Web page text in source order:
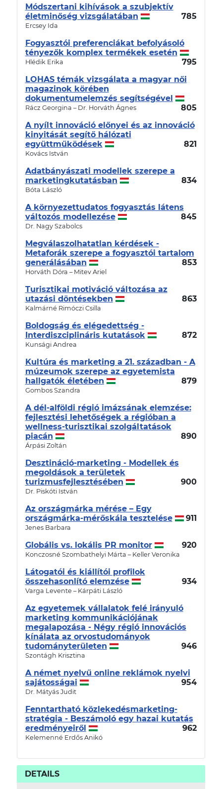
Módszertani kihívások a szubjektív
életminőség vizsgálatában
785
Ercsey Ida
Fogyasztói preferenciákat befolyásoló
tényezők komplex termékek esetén
795
Hlédik Erika
LOHAS témák vizsgálata a magyar női
magazinok körében
dokumentumelemzés segítségével
805
Rácz Georgina – Dr. Horváth Ágnes
A nyílt innováció előnyei és az innováció
kinyitását segítő hálózati
együttműködések
821
Kovács István
Adatbányászati modellek szerepe a
marketingkutatásban
834
Bóta László
A környezettudatos fogyasztás látens
változós modellezése
845
Dr. Nagy Szabolcs
Megválaszolhatatlan kérdések -
Metaforák szerepe a fogyasztói tartalom
generálásában
853
Horváth Dóra – Mitev Ariel
Turisztikai motiváció változása az
utazási döntésekben
863
Kalmárné Rimóczi Csilla
Boldogság és elégedettség -
Interdiszciplináris kutatások
872
Kunsági Andrea
Kultúra és marketing a 21. században - A
múzeumok szerepe az egyetemista
hallgatók életében
879
Gombos Szandra
A dél-alföldi régió imázsának elemzése:
fejlesztési lehetőségek a régióban a
wellness-turisztikai szolgáltatások
piacán
890
Árpási Zoltán
Desztináció-marketing - Modellek és
megoldások a területek
turizmusfejlesztésében
900
Dr. Piskóti István
Az országmárka mérése – Egy
országmárka-mérőskála tesztelése
911
Jenes Barbara
Globális vs. lokális PR monitor 920
Konczosné Szombathelyi Márta – Keller Veronika
Látogatói és kiállítói profilok
összehasonlító elemzése
934
Varga Levente – Kárpáti László
Az egyetemek vállalatok felé irányuló
marketing kommunikációjának
megalapozása - Négy régió innovációs
kínálata az orvostudományok
tudományterületen
946
Szontágh Krisztina
A német nyelvű online reklámok nyelvi
sajátosságai
954
Dr. Mátyás Judit
Fenntartható közlekedésmarketing-
stratégia - Beszámoló egy hazai kutatás
eredményeiről
962
Kelemenné Erdős Anikó
DETAILS